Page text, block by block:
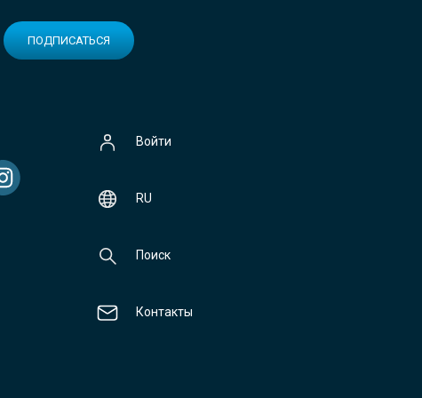
ПОДПИСАТЬСЯ
Войти
RU
Поиск
Контакты